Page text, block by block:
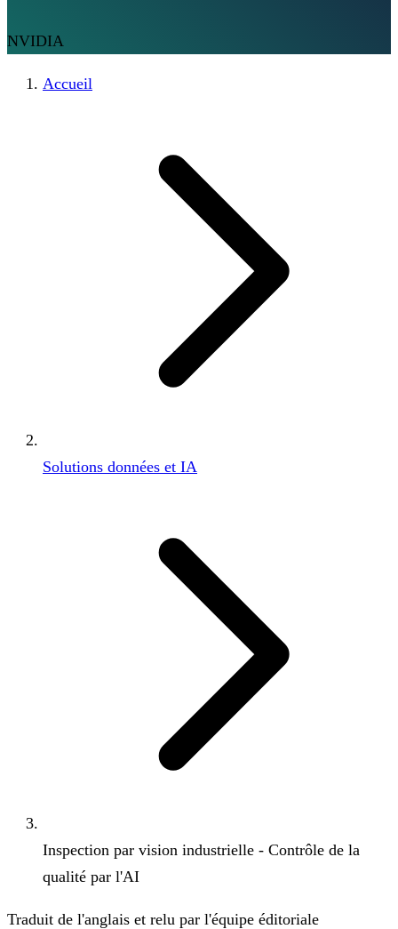
NVIDIA
Accueil
Solutions données et IA
Inspection par vision industrielle - Contrôle de la
qualité par l'AI
Traduit de l'anglais et relu par l'équipe éditoriale